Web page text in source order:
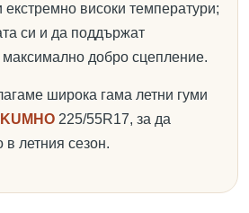
високи температури;
си и да поддържат
добро сцепление.
широка гама летни гуми
KUMHO 225/55R17, за да
летния сезон.